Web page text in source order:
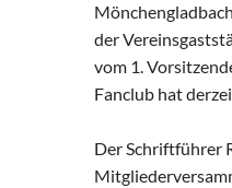
der
vom 1.
Fanclub hat
Der Schriftführer